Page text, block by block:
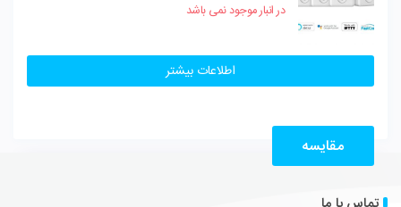
در انبار موجود نمی باشد
اطلاعات بیشتر
مقایسه